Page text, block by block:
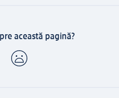
această pagină?